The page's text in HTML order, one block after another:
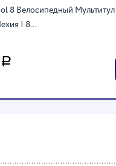
8 Велосипедный Мультитул |
| 8...
Р